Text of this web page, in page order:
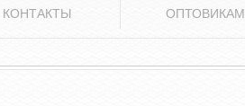
КОНТАКТЫ ОПТОВИКАМ